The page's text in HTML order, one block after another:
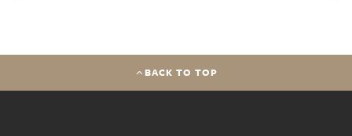
BACK TO TOP